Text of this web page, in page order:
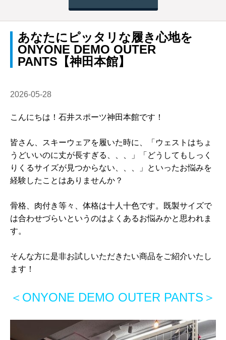
あなたにピッタリな履き心地を
ONYONE DEMO OUTER
PANTS【神田本館】
2026-05-28
こんにちは！石井スポーツ神田本館です！
皆さん、スキーウェアを履いた時に、「ウェストはちょ
うどいいのに丈が長すぎる、、、」「どうしてもしっく
りくるサイズが見つからない、、、」といったお悩みを
経験したことはありませんか？
骨格、肉付き等々、体格は十人十色です。既製サイズで
は合わせづらいというのはよくあるお悩みかと思われま
す。
そんな方に是非お試しいただきたい商品をご紹介いたし
ます！
＜ONYONE DEMO OUTER PANTS＞